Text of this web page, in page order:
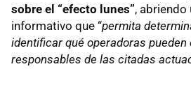
sobre el “efecto lunes”, abriendo
informativo que “permita
identificar qué operadoras pueden
responsables de las citadas